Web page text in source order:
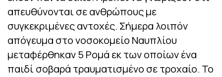
απευθύνονται σε ανθρώπους με
συγκεκριμένες αντοχές. Σήμερα λοιπόν
απόγευμα στο νοσοκομείο Ναυπλίου
μεταφέρθηκαν 5 Ρομά εκ των οποίων ένα
παιδί σοβαρά τραυματισμένο σε τροχαίο. Το